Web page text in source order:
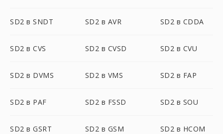
SD2 в SNDT SD2 в AVR SD2 в CDDA
SD2 в CVS SD2 в CVSD SD2 в CVU
SD2 в DVMS SD2 в VMS SD2 в FAP
SD2 в PAF SD2 в FSSD SD2 в SOU
SD2 в GSRT SD2 в GSM SD2 в HCOM